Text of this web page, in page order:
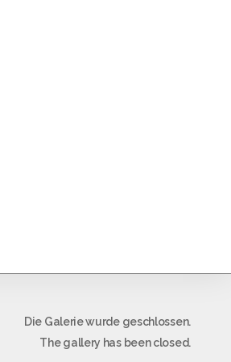
Die Galerie wurde geschlossen.
The gallery has been closed.